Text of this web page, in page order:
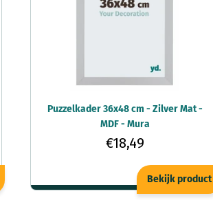
Puzzelkader 36x48 cm - Zilver Mat -
MDF - Mura
€18,49
Bekijk product